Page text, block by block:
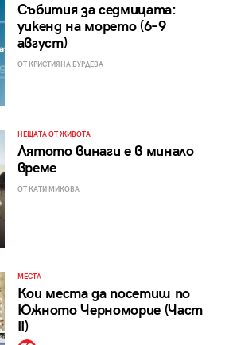
Събития за седмицата:
уикенд на морето (6–9
август)
ОТ КРИСТИЯНА БУРДЕВА
НЕЩАТА ОТ ЖИВОТА
Лятото винаги е в минало
време
ОТ КАТИ МИКОВА
МЕСТА
Кои места да посетиш по
Южното Черноморие (Част
II)